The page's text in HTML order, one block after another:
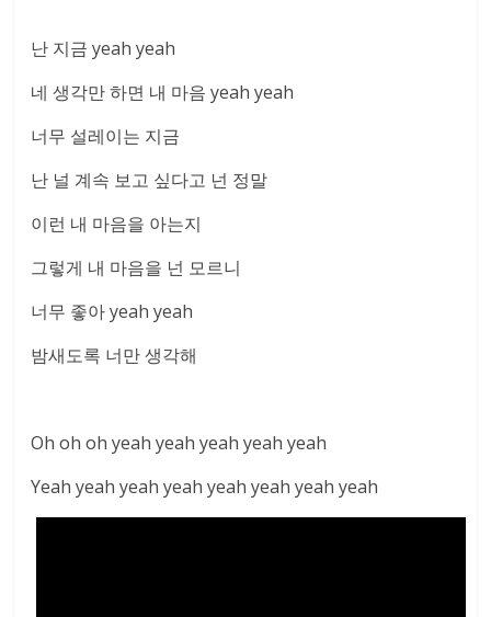
난 지금 yeah yeah
네 생각만 하면 내 마음 yeah yeah
너무 설레이는 지금
난 널 계속 보고 싶다고 넌 정말
이런 내 마음을 아는지
그렇게 내 마음을 넌 모르니
너무 좋아 yeah yeah
밤새도록 너만 생각해
Oh oh oh yeah yeah yeah yeah yeah
Yeah yeah yeah yeah yeah yeah yeah yeah